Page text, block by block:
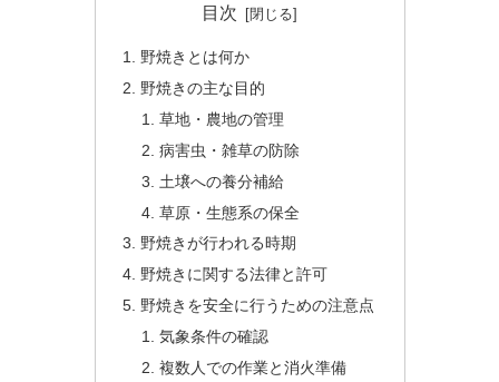
目次
野焼きとは何か
野焼きの主な目的
草地・農地の管理
病害虫・雑草の防除
土壌への養分補給
草原・生態系の保全
野焼きが行われる時期
野焼きに関する法律と許可
野焼きを安全に行うための注意点
気象条件の確認
複数人での作業と消火準備